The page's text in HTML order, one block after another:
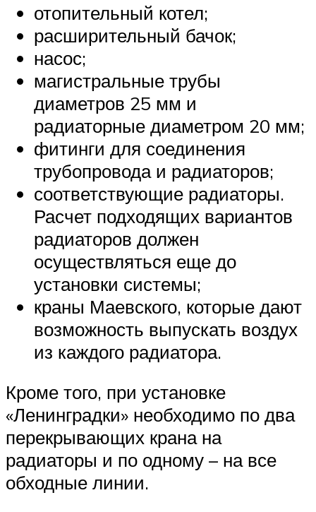
отопительный котел;
расширительный бачок;
насос;
магистральные трубы
диаметров 25 мм и
радиаторные диаметром 20 мм;
фитинги для соединения
трубопровода и радиаторов;
соответствующие радиаторы.
Расчет подходящих вариантов
радиаторов должен
осуществляться еще до
установки системы;
краны Маевского, которые дают
возможность выпускать воздух
из каждого радиатора.
Кроме того, при установке
«Ленинградки» необходимо по два
перекрывающих крана на
радиаторы и по одному – на все
обходные линии.